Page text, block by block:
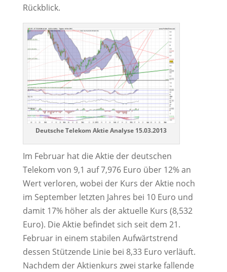
Rückblick.
Deutsche Telekom Aktie Analyse 15.03.2013
Im Februar hat die Aktie der deutschen
Telekom von 9,1 auf 7,976 Euro über 12% an
Wert verloren, wobei der Kurs der Aktie noch
im September letzten Jahres bei 10 Euro und
damit 17% höher als der aktuelle Kurs (8,532
Euro). Die Aktie befindet sich seit dem 21.
Februar in einem stabilen Aufwärtstrend
dessen Stützende Linie bei 8,33 Euro verläuft.
Nachdem der Aktienkurs zwei starke fallende